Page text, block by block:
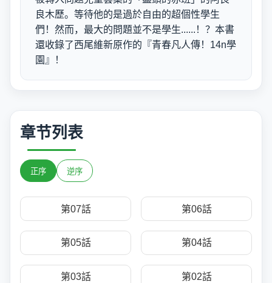
良木歷。等待他的是過於自由的超個性學生
們！然而，最大的問題並不是學生......！？本書
還收錄了西尾維新原作的『青春凡人傳！14n學
園』！
章节列表
正序 逆序
第07話 第06話
第05話 第04話
第03話 第02話